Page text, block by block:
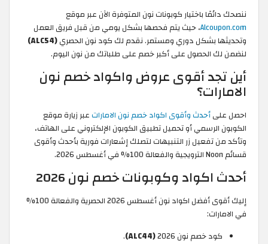
ننصحك دائمًا باختيار كوبونات نون المتوفرة الآن عبر موقع
Alcoupon.com، حيث يتم فحصها بشكل يومي من قبل فريق العمل
وتحديثها بشكل دوري ومستمر. نقدم لك كود نون الحصري(ALC54)
لنضمن لك الحصول على أكبر خصم على طلباتك من نون اليوم.
أين تجد أقوى عروض واكواد خصم نون
الامارات؟
احصل علىأحدث وأقوى اكواد خصم نون الامارات عبر زيارة موقع
الكوبون الرسمي أو تحميل تطبيق الكوبون الإلكتروني على الهاتف،
وتأكد من تفعيل زر التنبيهات لتصلك إشعارات فورية بأحدث وأقوى
قسائم Noon الترويجية والفعالة 100% في أغسطس 2026.
أحدث اكواد وكوبونات خصم نون 2026
إليك أقوى أفضل اكواد نون أغسطس 2026 الحصرية والفعالة 100%
في الامارات:
كود خصم نون 2026
(ALC44)
.